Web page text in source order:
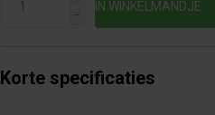
h
Korte specificaties